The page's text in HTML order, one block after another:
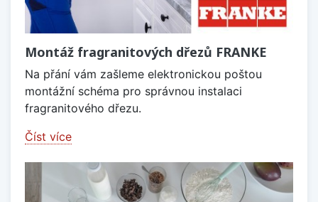
Montáž fragranitových dřezů FRANKE
Na přání vám zašleme elektronickou poštou
montážní schéma pro správnou instalaci
fragranitového dřezu.
Číst více